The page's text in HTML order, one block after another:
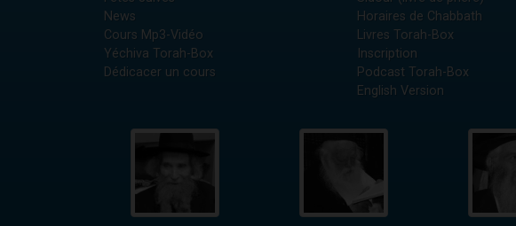
News
Cours Mp3-Vidéo
Yéchiva Torah-Box
Dédicacer un cours
Horaires de Chabbath
Livres Torah-Box
Inscription
Podcast Torah-Box
English Version